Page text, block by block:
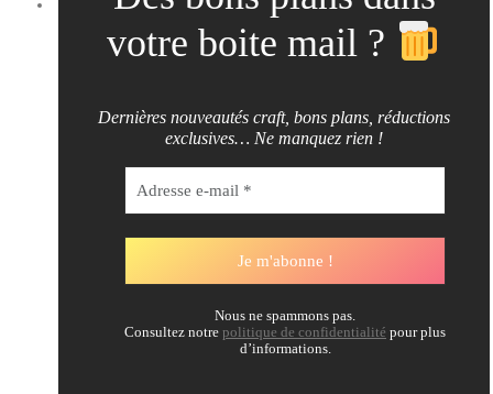
votre boite mail ?
Dernières nouveautés craft, bons plans, réductions
exclusives… Ne manquez rien !
Nous ne spammons pas.
Consultez notre politique de confidentialité pour plus
d’informations.